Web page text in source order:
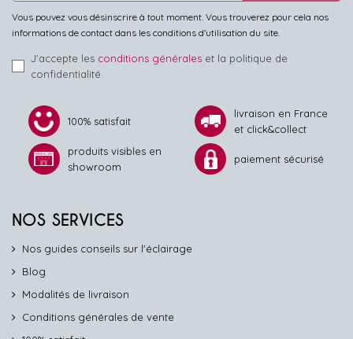
Vous pouvez vous désinscrire à tout moment. Vous trouverez pour cela nos
informations de contact dans les conditions d'utilisation du site.
J'accepte les conditions générales et la politique de
confidentialité.
100% satisfait
livraison en France
et click&collect
produits visibles en
showroom
paiement sécurisé
NOS SERVICES
Nos guides conseils sur l'éclairage
Blog
Modalités de livraison
Conditions générales de vente